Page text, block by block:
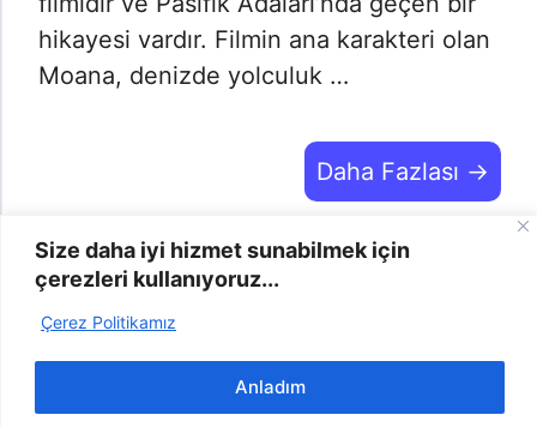
Size daha iyi hizmet sunabilmek için
çerezleri kullanıyoruz...
Çerez Politikamız
Anladım
hikayesi vardır. Filmin ana karakteri olan
Moana, denizde yolculuk …
Daha Fazlası →
2025 | Odevyap.gen.tr © -
Ulaşın-Şikayet